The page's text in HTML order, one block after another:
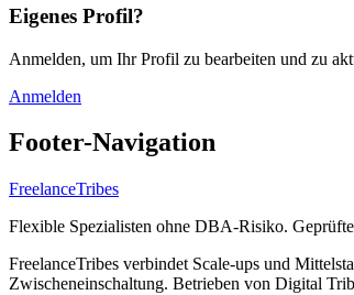
Eigenes Profil?
Anmelden, um Ihr Profil zu bearbeiten und zu
Anmelden
Footer-Navigation
FreelanceTribes
Flexible Spezialisten ohne DBA-Risiko.
FreelanceTribes verbindet Scale-ups und
Zwischeneinschaltung. Betrieben von Digital